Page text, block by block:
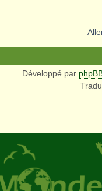
Développé par